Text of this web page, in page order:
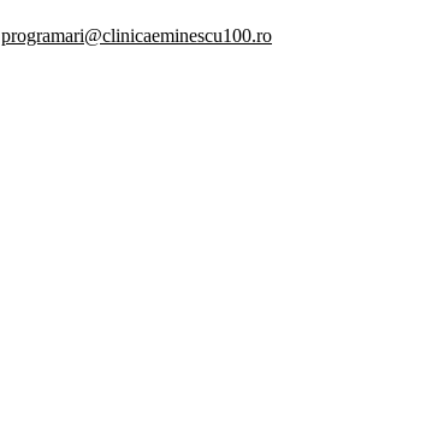
programari@clinicaeminescu100.ro